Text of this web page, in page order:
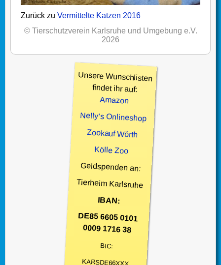
Zurück zu Vermittelte Katzen 2016
© Tierschutzverein Karlsruhe und Umgebung e.V.
2026
Unsere Wunschlisten
findet ihr auf:
Amazon
Nelly’s Onlineshop
Zookauf Wörth
Kölle Zoo
Geldspenden an:
Tierheim Karlsruhe
IBAN:
DE85 6605 0101
0009 1716 38
BIC:
KARSDE66XXX